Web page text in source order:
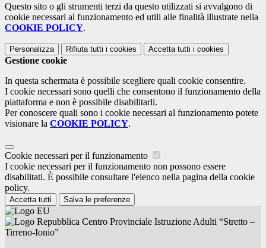
Questo sito o gli strumenti terzi da questo utilizzati si avvalgono di
cookie necessari al funzionamento ed utili alle finalità illustrate nella
COOKIE POLICY.
Personalizza Rifiuta tutti i cookies Accetta tutti i cookies
Gestione cookie
In questa schermata è possibile scegliere quali cookie consentire.
I cookie necessari sono quelli che consentono il funzionamento della
piattaforma e non è possibile disabilitarli.
Per conoscere quali sono i cookie necessari al funzionamento potete
visionare la COOKIE POLICY.
Cookie necessari per il funzionamento
I cookie necessari per il funzionamento non possono essere
disabilitati. È possibile consultare l'elenco nella pagina della cookie
policy.
Accetta tutti Salva le preferenze
Centro Provinciale Istruzione Adulti “Stretto –
Tirreno-Ionio”